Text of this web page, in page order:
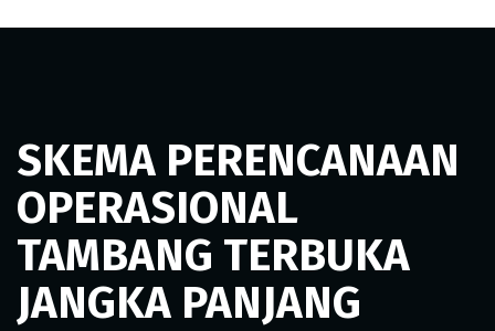
SKEMA PERENCANAAN
OPERASIONAL
TAMBANG TERBUKA
JANGKA PANJANG